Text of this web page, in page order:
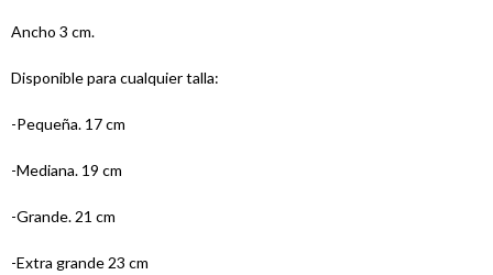
Ancho 3 cm.
Disponible para cualquier talla:
-Pequeña. 17 cm
-Mediana. 19 cm
-Grande. 21 cm
-Extra grande 23 cm